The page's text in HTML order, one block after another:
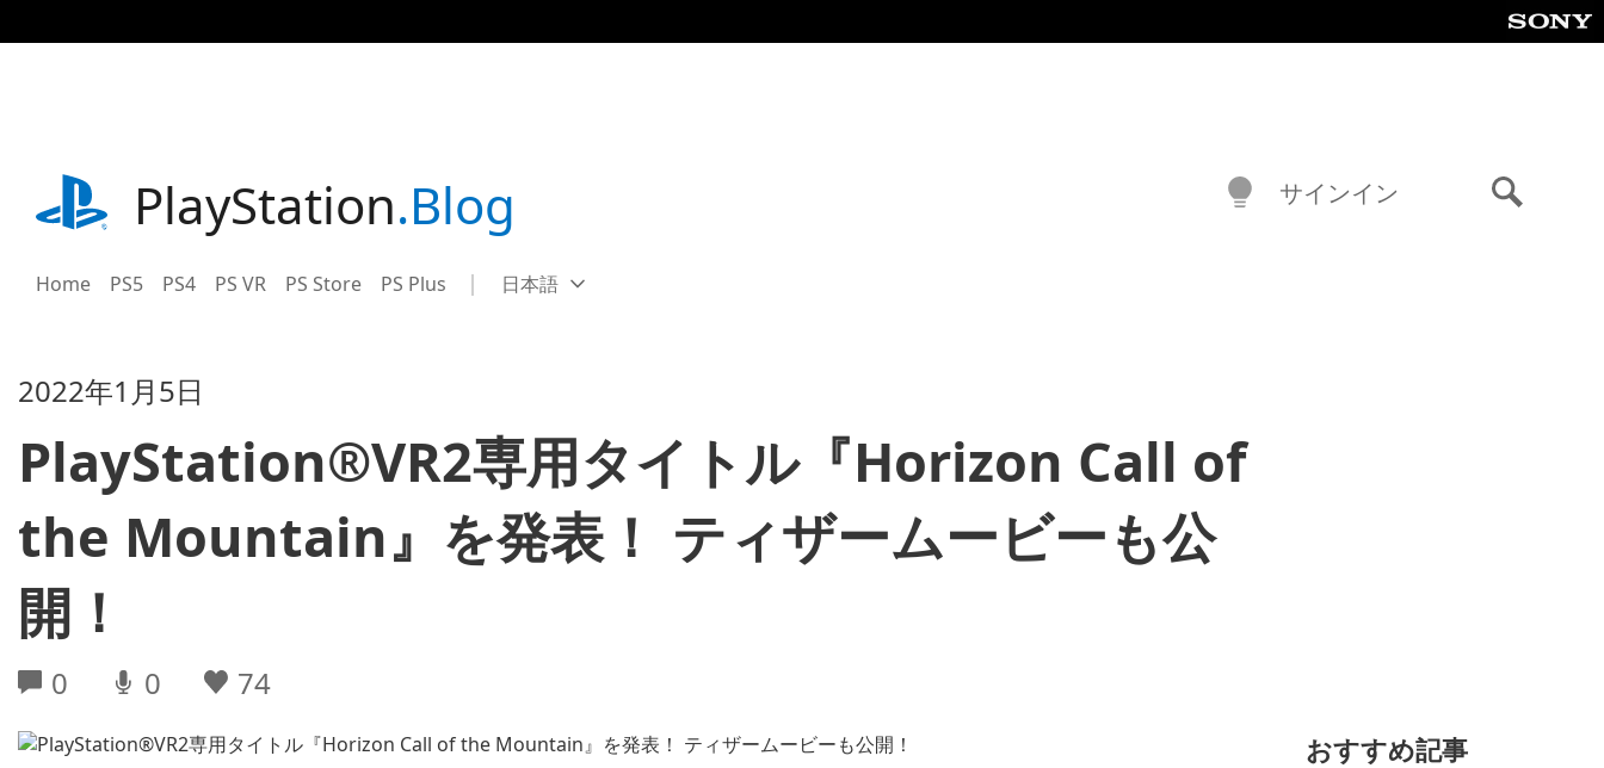
事
playstation.comPlayStation.Blog
Home PS5 PS4 PS VR PS Store PS Plus Select
Current
日本語
サインイン
2022年1月5日
PlayStation®VR2専用タイトル『Horizon Call of
the Mountain』を発表！ ティザームービーも公
開！
0 0 74
おすすめ記事